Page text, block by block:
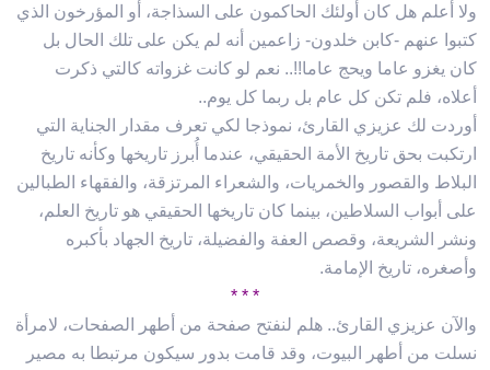
ولا أعلم هل كان أولئك الحاكمون على السذاجة، أو المؤرخون الذي
كتبوا عنهم -كابن خلدون- زاعمين أنه لم يكن على تلك الحال بل
كان يغزو عاما ويحج عاما!!.. نعم لو كانت غزواته كالتي ذكرت
أعلاه، فلم تكن كل عام بل ربما كل يوم..
أوردت لك عزيزي القارئ، نموذجا لكي تعرف مقدار الجناية التي
ارتكبت بحق تاريخ الأمة الحقيقي، عندما أُبرز تاريخها وكأنه تاريخ
البلاط والقصور والخمريات، والشعراء المرتزقة، والفقهاء الطبالين
على أبواب السلاطين، بينما كان تاريخها الحقيقي هو تاريخ العلم،
ونشر الشريعة، وقصص العفة والفضيلة، تاريخ الجهاد بأكبره
وأصغره، تاريخ الإمامة.
* * *
والآن عزيزي القارئ.. هلم لنفتح صفحة من أطهر الصفحات، لامرأة
نسلت من أطهر البيوت، وقد قامت بدور سيكون مرتبطا به مصير